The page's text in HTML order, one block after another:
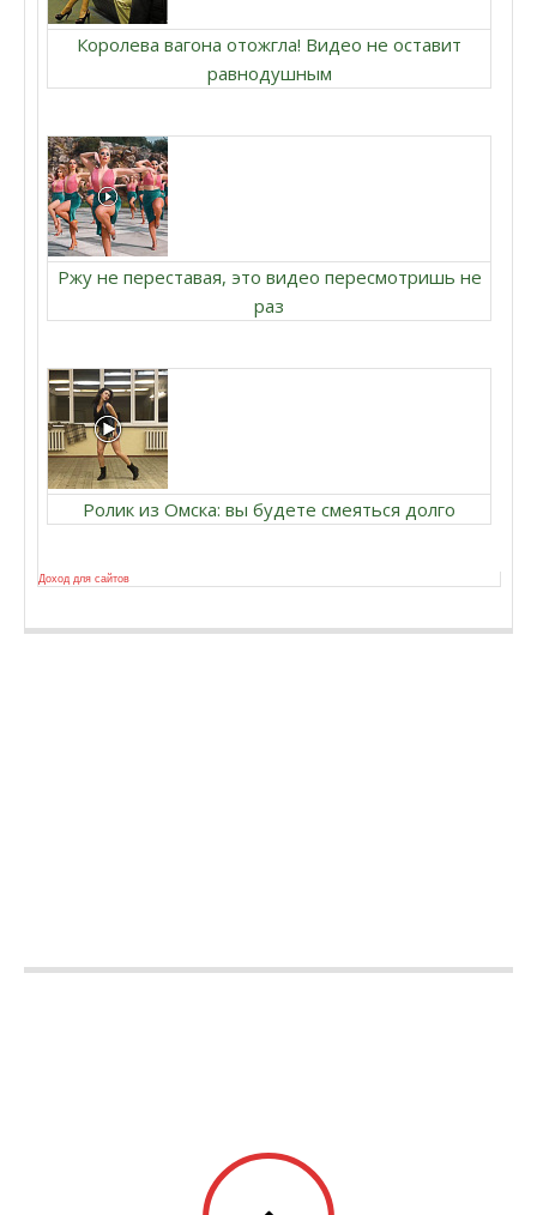
Королева вагона отожгла! Видео не оставит
равнодушным
Ржу не переставая, это видео пересмотришь не
раз
Ролик из Омска: вы будете смеяться долго
Доход для сайтов